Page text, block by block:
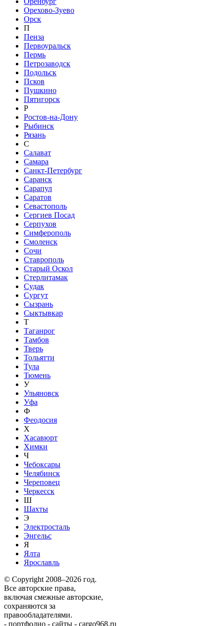
Орехово-Зуево
Орск
П
Пенза
Первоуральск
Пермь
Петрозаводск
Подольск
Псков
Пушкино
Пятигорск
Р
Ростов-на-Дону
Рыбинск
Рязань
С
Салават
Самара
Санкт-Петербург
Саранск
Сарапул
Саратов
Севастополь
Сергиев Посад
Серпухов
Симферополь
Смоленск
Сочи
Ставрополь
Старый Оскол
Стерлитамак
Судак
Сургут
Сызрань
Сыктывкар
Т
Таганрог
Тамбов
Тверь
Тольятти
Тула
Тюмень
У
Ульяновск
Уфа
Ф
Феодосия
Х
Хасавюрт
Химки
Ч
Чебоксары
Челябинск
Череповец
Черкесск
Ш
Шахты
Э
Электросталь
Энгельс
Я
Ялта
Ярославль
© Copyright 2008–2026 год.
Все авторские права,
включая смежные авторские,
сохраняются за
правообладателями.
- портфолио - сайты - cargo968.ru